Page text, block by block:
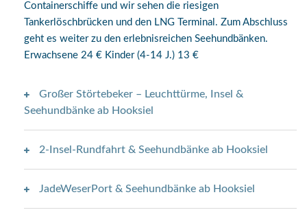
Containerschiffe und wir sehen die riesigen
Tankerlöschbrücken und den LNG Terminal. Zum Abschluss
geht es weiter zu den erlebnisreichen Seehundbänken.
Erwachsene 24 € Kinder (4-14 J.) 13 €
Großer Störtebeker – Leuchttürme, Insel &
Seehundbänke ab Hooksiel
Auf den Spuren alter gefürchteter Seeräuber fahren wir mit
Ihnen zum Leuchtturm „Hooksiel-Plate“. Danach erleben Sie
aus nächster Nähe die Seehundbänke im Weltnaturerbe
Wattenmeer unterhalb der Insel Mellum. Im Anschluss an das
2-Insel-Rundfahrt & Seehundbänke ab Hooksiel
Eine Seefahrt, die ist lustig eine Seefahrt, die ist schön….eine
Seefahrt durch den Nationalpark Wattenmeer zu den Inseln
JadeWeserPort & Seehundbänke ab Hooksiel